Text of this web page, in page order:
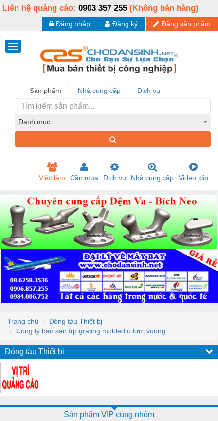
Liên hệ quảng cáo: 0903 357 255 (Không bán hàng)
Đăng sản phẩm
Đăng ký
Đăng nhập
Sản phẩm Nhà cung cấp Dịch vụ
Danh mục
Việc làm Cần mua Dịch vụ Nhà cung cấp Video clip
Trang chủ
Đóng tàu Thiết bị
Công ty bán sàn frp grating molded ô lưới vuông
Đóng tàu Thiết bị
Sản phẩm VIP cùng nhóm